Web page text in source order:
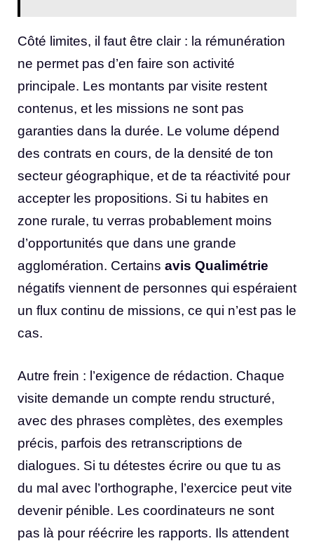
Côté limites, il faut être clair : la rémunération
ne permet pas d’en faire son activité
principale. Les montants par visite restent
contenus, et les missions ne sont pas
garanties dans la durée. Le volume dépend
des contrats en cours, de la densité de ton
secteur géographique, et de ta réactivité pour
accepter les propositions. Si tu habites en
zone rurale, tu verras probablement moins
d’opportunités que dans une grande
agglomération. Certains avis Qualimétrie
négatifs viennent de personnes qui espéraient
un flux continu de missions, ce qui n’est pas le
cas.
Autre frein : l’exigence de rédaction. Chaque
visite demande un compte rendu structuré,
avec des phrases complètes, des exemples
précis, parfois des retranscriptions de
dialogues. Si tu détestes écrire ou que tu as
du mal avec l’orthographe, l’exercice peut vite
devenir pénible. Les coordinateurs ne sont
pas là pour réécrire les rapports. Ils attendent